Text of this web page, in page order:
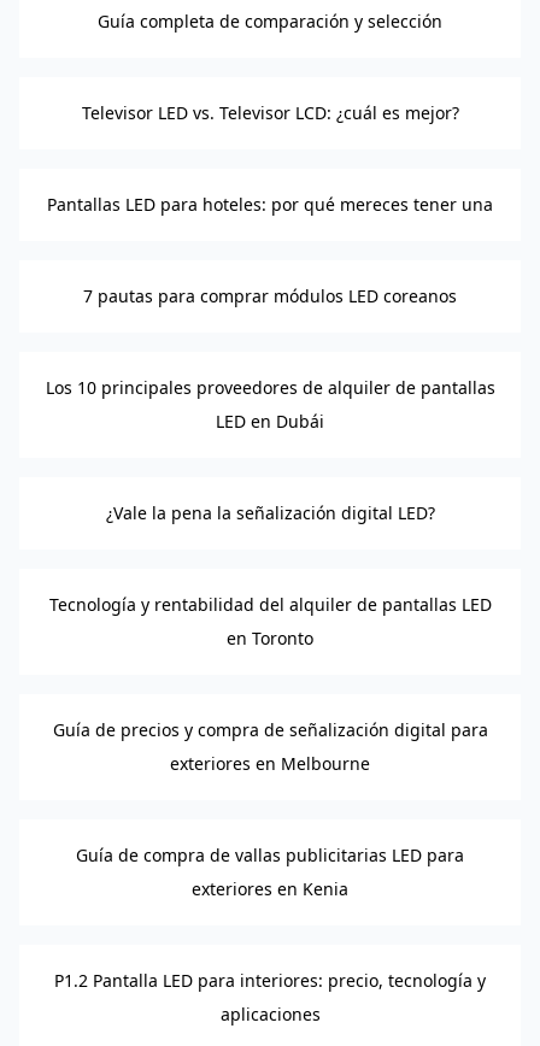
Guía completa de comparación y selección
Televisor LED vs. Televisor LCD: ¿cuál es mejor?
Pantallas LED para hoteles: por qué mereces tener una
7 pautas para comprar módulos LED coreanos
Los 10 principales proveedores de alquiler de pantallas
LED en Dubái
¿Vale la pena la señalización digital LED?
Tecnología y rentabilidad del alquiler de pantallas LED
en Toronto
Guía de precios y compra de señalización digital para
exteriores en Melbourne
Guía de compra de vallas publicitarias LED para
exteriores en Kenia
P1.2 Pantalla LED para interiores: precio, tecnología y
aplicaciones